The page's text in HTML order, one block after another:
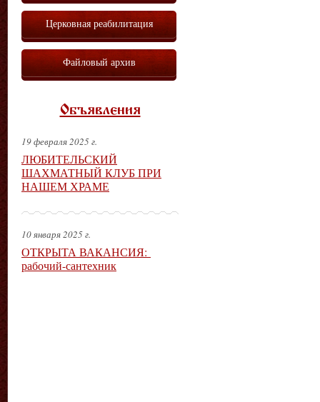
Церковная реабилитация
Файловый архив
Объявления
19 февраля 2025 г.
ЛЮБИТЕЛЬСКИЙ
ШАХМАТНЫЙ КЛУБ ПРИ
НАШЕМ ХРАМЕ
10 января 2025 г.
ОТКРЫТА ВАКАНСИЯ:
рабочий-сантехник